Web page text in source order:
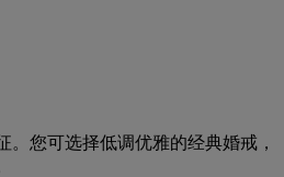
。您可选择低调优雅的经典婚戒，